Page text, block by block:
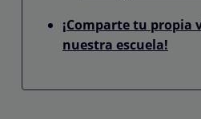
¡Comparte tu propia
nuestra escuela!